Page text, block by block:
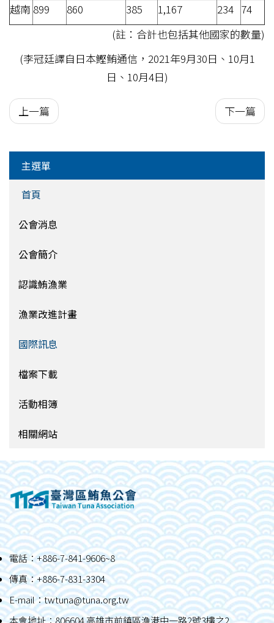
越南 899 860 385 1,167 234 74
(註：合計也包括其他國家的數量)
(李冠廷譯自日本鰹鮪通信，2021年9月30日、10月1
日、10月4日)
上一篇 下一篇
主選單
首頁
公會消息
公會簡介
認識鮪漁業
漁業改進計畫
國際訊息
檔案下載
活動相簿
相關網站
電話：+886-7-841-9606~8
傳真：+886-7-831-3304
E-mail：twtuna@tuna.org.tw
本會地址：806604 高雄市前鎮區漁港中一路2號3樓之2